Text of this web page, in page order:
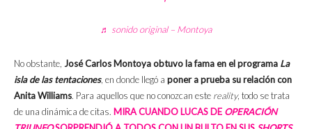
♬ sonido original – Montoya
No obstante, José Carlos Montoya obtuvo la fama en el programa La
isla de las tentaciones, en donde llegó a poner a prueba su relación con
Anita Williams. Para aquellos que no conozcan este reality, todo se trata
de una dinámica de citas. MIRA CUANDO LUCAS DE OPERACIÓN